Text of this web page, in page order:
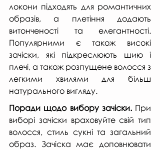
локони підходять для романтичних
образів, а плетіння додають
витонченості та елегантності.
Популярними є також високі
зачіски, які підкреслюють шию і
плечі, а також розпущене волосся з
легкими хвилями для більш
натурального вигляду.
Поради щодо вибору зачіски. При
виборі зачіски враховуйте свій тип
волосся, стиль сукні та загальний
образ. Зачіска має доповнювати